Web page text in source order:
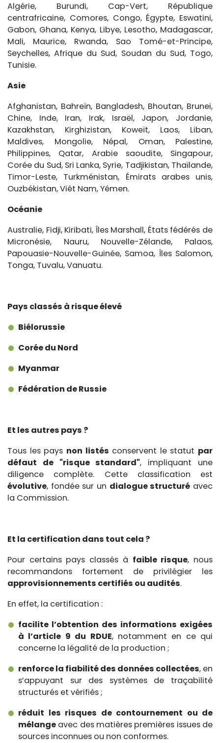
Algérie, Burundi, Cap-Vert, République
centrafricaine, Comores, Congo, Égypte, Eswatini,
Gabon, Ghana, Kenya, Libye, Lesotho, Madagascar,
Mali, Maurice, Rwanda, Sao Tomé-et-Principe,
Seychelles, Afrique du Sud, Soudan du Sud, Togo,
Tunisie.
Asie
Afghanistan, Bahreïn, Bangladesh, Bhoutan, Brunei,
Chine, Inde, Iran, Irak, Israël, Japon, Jordanie,
Kazakhstan, Kirghizistan, Koweït, Laos, Liban,
Maldives, Mongolie, Népal, Oman, Palestine,
Philippines, Qatar, Arabie saoudite, Singapour,
Corée du Sud, Sri Lanka, Syrie, Tadjikistan, Thaïlande,
Timor-Leste, Turkménistan, Émirats arabes unis,
Ouzbékistan, Viêt Nam, Yémen.
Océanie
Australie, Fidji, Kiribati, Îles Marshall, États fédérés de
Micronésie, Nauru, Nouvelle-Zélande, Palaos,
Papouasie-Nouvelle-Guinée, Samoa, Îles Salomon,
Tonga, Tuvalu, Vanuatu.
Pays classés à risque élevé
Biélorussie
Corée du Nord
Myanmar
Fédération de Russie
Et les autres pays ?
Tous les pays non listés conservent le statut par
défaut de "risque standard", impliquant une
diligence complète. Cette classification est
évolutive, fondée sur un dialogue structuré avec
la Commission.
Et la certification dans tout cela ?
Pour certains pays classés à faible risque, nous
recommandons fortement de privilégier les
approvisionnements certifiés ou audités.
En effet, la certification :
facilite l’obtention des informations exigées
à l’article 9 du RDUE, notamment en ce qui
concerne la légalité de la production ;
renforce la fiabilité des données collectées, en
s’appuyant sur des systèmes de traçabilité
structurés et vérifiés ;
réduit les risques de contournement ou de
mélange avec des matières premières issues de
sources inconnues ou non conformes.